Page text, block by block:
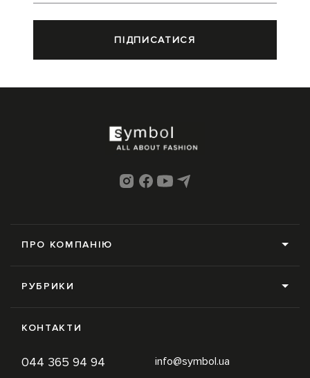
ПІДПИСАТИСЯ
ПРО КОМПАНІЮ
Контакти
РУБРИКИ
Trends
КОНТАКТИ
044 365 94 94 info@symbol.ua